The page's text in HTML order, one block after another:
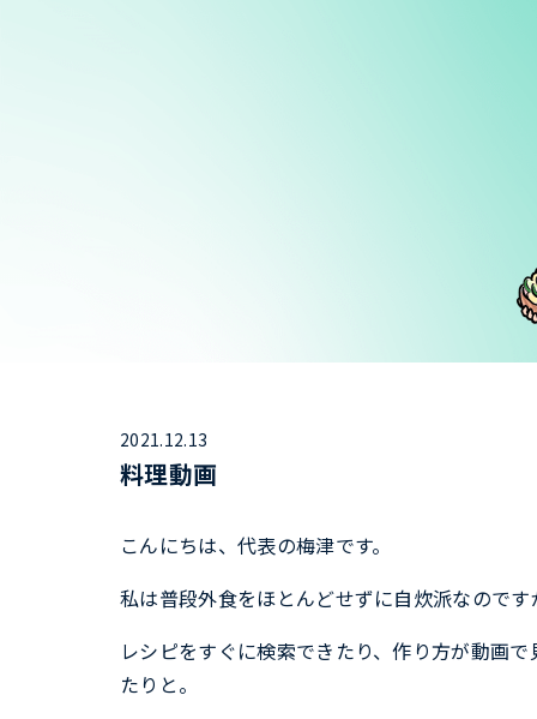
2021.12.13
料理動画
こんにちは、代表の梅津です。
私は普段外食をほとんどせずに自炊派なので
レシピをすぐに検索できたり、作り方が動画
たりと。